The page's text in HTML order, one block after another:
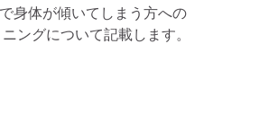
身体が傾いてしまう方への
ングについて記載します。